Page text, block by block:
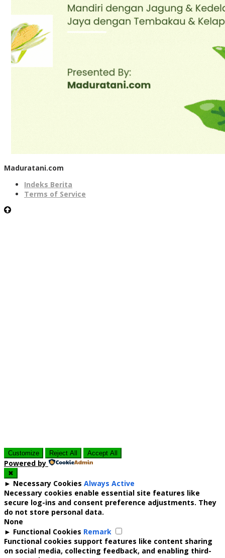
Maduratani.com
Indeks Berita
Terms of Service
Customize Reject All Accept All
Powered by
✖
► Necessary Cookies Always Active
Necessary cookies enable essential site features like
secure log-ins and consent preference adjustments. They
do not store personal data.
None
► Functional Cookies Remark
Functional cookies support features like content sharing
on social media, collecting feedback, and enabling third-